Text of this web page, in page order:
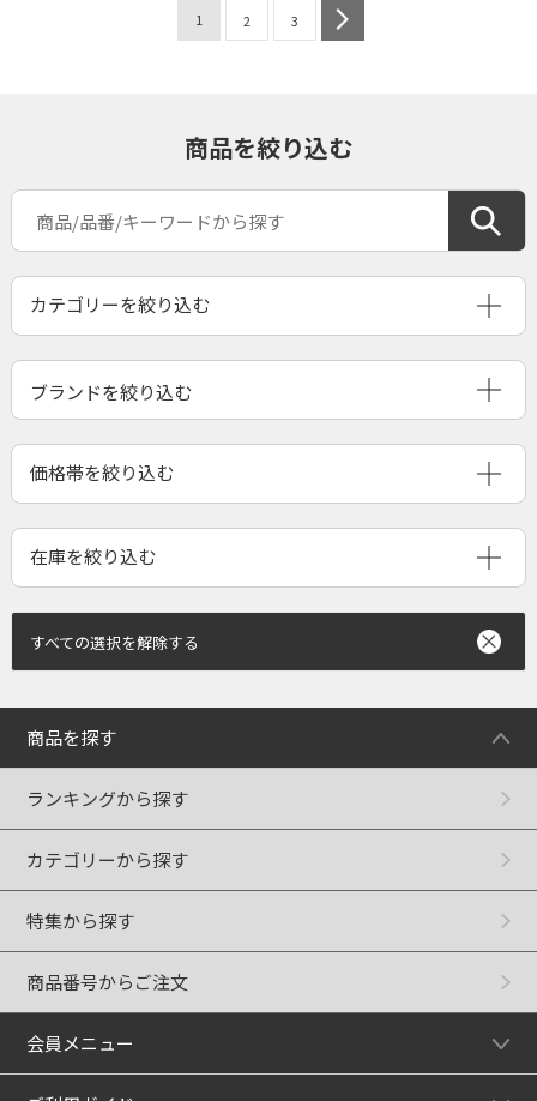
1 2 3
商品を絞り込む
ブランドを絞り込む
すべての選択を解除する
商品を探す
ランキングから探す
カテゴリーから探す
特集から探す
商品番号からご注文
会員メニュー